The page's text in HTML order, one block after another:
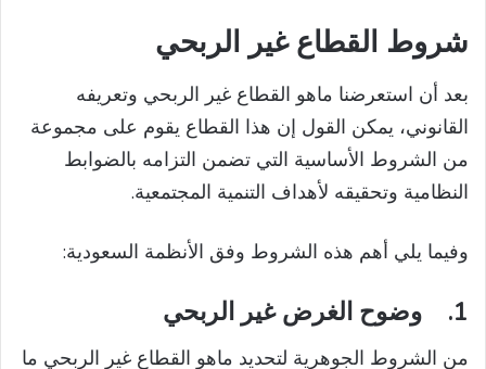
شروط القطاع غير الربحي
بعد أن استعرضنا ماهو القطاع غير الربحي وتعريفه
القانوني، يمكن القول إن هذا القطاع يقوم على مجموعة
من الشروط الأساسية التي تضمن التزامه بالضوابط
النظامية وتحقيقه لأهداف التنمية المجتمعية.
وفيما يلي أهم هذه الشروط وفق الأنظمة السعودية:
1. وضوح الغرض غير الربحي
من الشروط الجوهرية لتحديد ماهو القطاع غير الربحي ما